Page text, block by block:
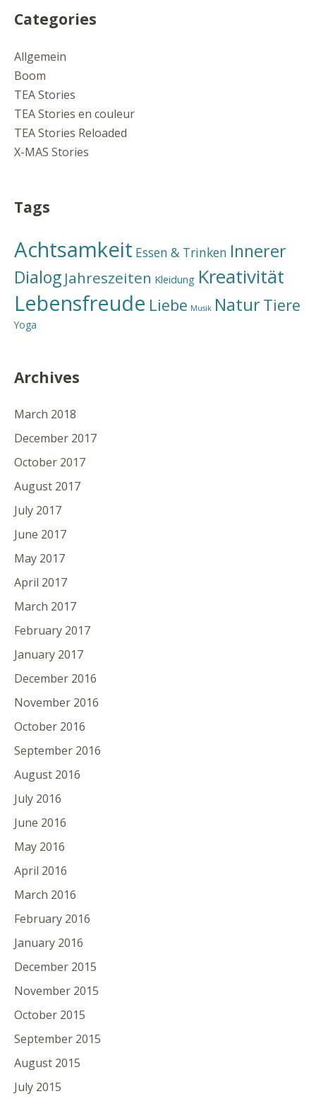
Categories
Allgemein
Boom
TEA Stories
TEA Stories en couleur
TEA Stories Reloaded
X-MAS Stories
Tags
Achtsamkeit Essen & Trinken Innerer
Dialog Jahreszeiten Kleidung Kreativität
Lebensfreude Liebe Musik NaturTiere
Yoga
Archives
March 2018
December 2017
October 2017
August 2017
July 2017
June 2017
May 2017
April 2017
March 2017
February 2017
January 2017
December 2016
November 2016
October 2016
September 2016
August 2016
July 2016
June 2016
May 2016
April 2016
March 2016
February 2016
January 2016
December 2015
November 2015
October 2015
September 2015
August 2015
July 2015